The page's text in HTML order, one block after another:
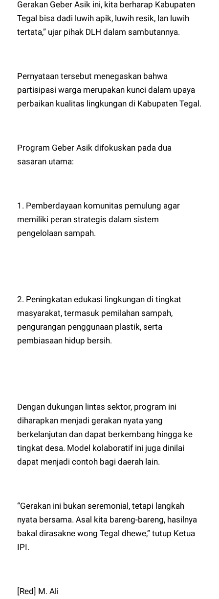
Gerakan Geber Asik ini, kita berharap Kabupaten
Tegal bisa dadi luwih apik, luwih resik, lan luwih
tertata,” ujar pihak DLH dalam sambutannya.
Pernyataan tersebut menegaskan bahwa
partisipasi warga merupakan kunci dalam upaya
perbaikan kualitas lingkungan di Kabupaten Tegal.
Program Geber Asik difokuskan pada dua
sasaran utama:
1. Pemberdayaan komunitas pemulung agar
memiliki peran strategis dalam sistem
pengelolaan sampah.
2. Peningkatan edukasi lingkungan di tingkat
masyarakat, termasuk pemilahan sampah,
pengurangan penggunaan plastik, serta
pembiasaan hidup bersih.
Dengan dukungan lintas sektor, program ini
diharapkan menjadi gerakan nyata yang
berkelanjutan dan dapat berkembang hingga ke
tingkat desa. Model kolaboratif ini juga dinilai
dapat menjadi contoh bagi daerah lain.
“Gerakan ini bukan seremonial, tetapi langkah
nyata bersama. Asal kita bareng-bareng, hasilnya
bakal dirasakne wong Tegal dhewe,” tutup Ketua
IPI.
[Red] M. Ali